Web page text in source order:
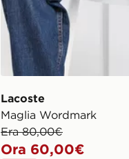
Lacoste
Maglia Wordmark
Era 80,00€
Ora 60,00€